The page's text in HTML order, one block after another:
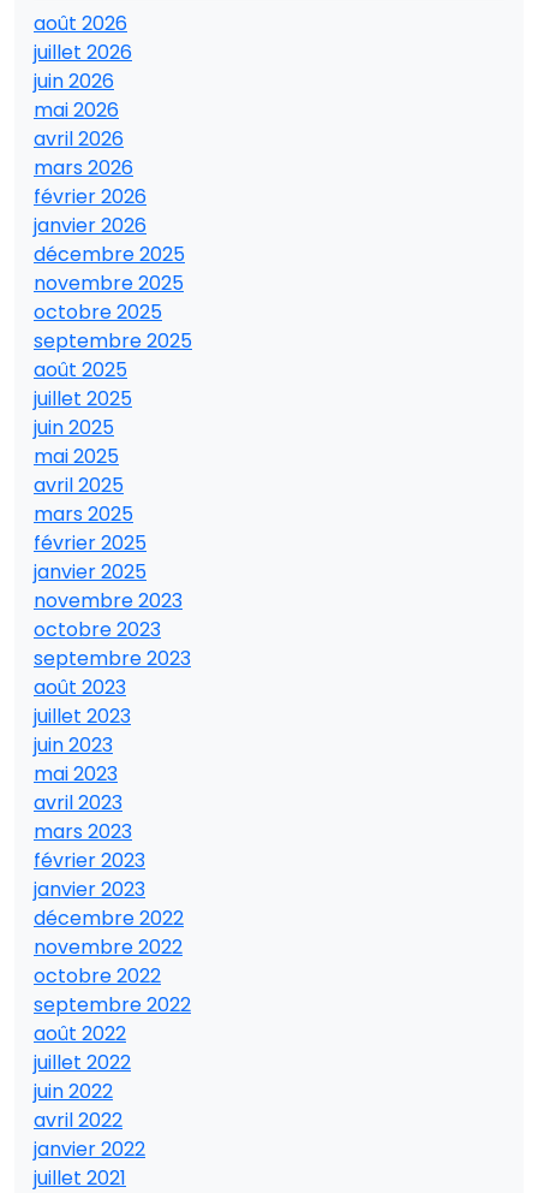
août 2026
juillet 2026
juin 2026
mai 2026
avril 2026
mars 2026
février 2026
janvier 2026
décembre 2025
novembre 2025
octobre 2025
septembre 2025
août 2025
juillet 2025
juin 2025
mai 2025
avril 2025
mars 2025
février 2025
janvier 2025
novembre 2023
octobre 2023
septembre 2023
août 2023
juillet 2023
juin 2023
mai 2023
avril 2023
mars 2023
février 2023
janvier 2023
décembre 2022
novembre 2022
octobre 2022
septembre 2022
août 2022
juillet 2022
juin 2022
avril 2022
janvier 2022
juillet 2021